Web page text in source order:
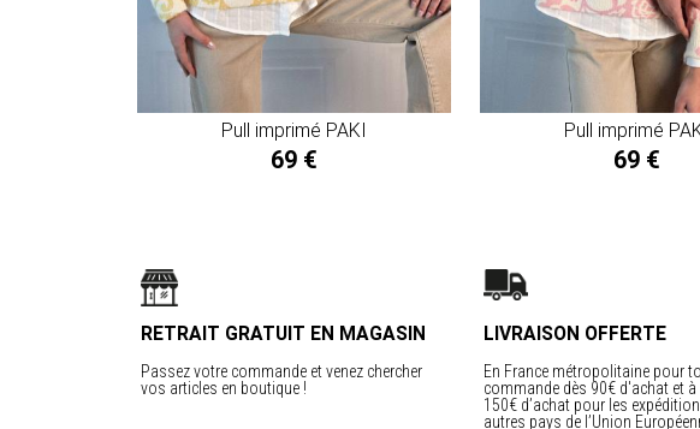
Pull imprimé PAKI
69 €
Pull imprimé
69 €
RETRAIT GRATUIT EN MAGASIN
Passez votre commande et venez chercher
vos articles en boutique !
LIVRAISON OFFERTE
En France métropolitaine pour
commande dès 90€ d'achat et à
150€ d’achat pour les
autres pays de l’Union